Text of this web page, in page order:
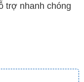
trợ nhanh chóng